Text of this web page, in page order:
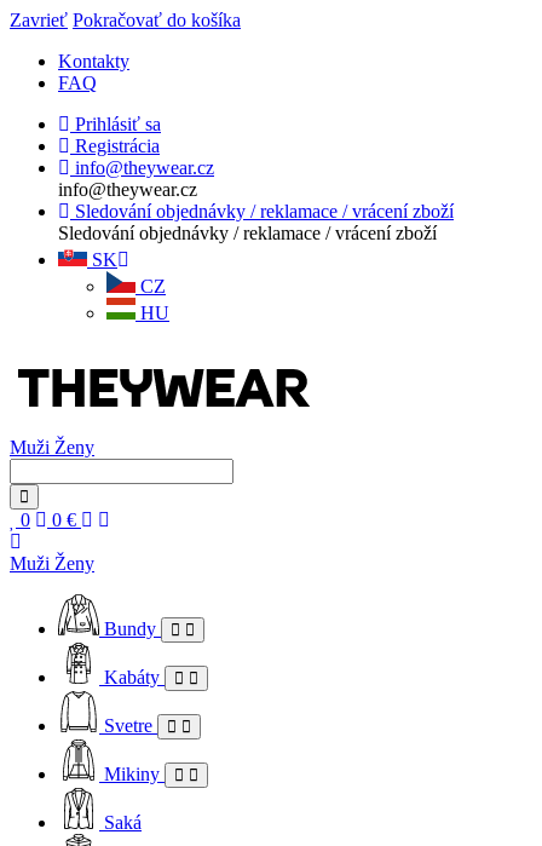
Zavrieť Pokračovať do košíka
Kontakty
FAQ
Prihlásiť sa
Registrácia
info@theywear.cz
info@theywear.cz
Sledování objednávky / reklamace / vrácení zboží
Sledování objednávky / reklamace / vrácení zboží
SK
CZ
HU
Muži Ženy
0 0 €
Muži Ženy
Bundy
Kabáty
Svetre
Mikiny
Saká